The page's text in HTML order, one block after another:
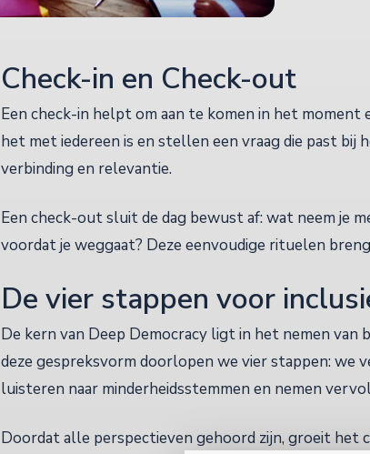
Check-in en Check-out
Een check-in helpt om aan te komen in het
het met iedereen is en stellen een vraag die past bij
verbinding en relevantie.
Een check-out sluit de dag bewust af: wat neem je
voordat je weggaat? Deze eenvoudige rituelen
De vier stappen voor
De kern van Deep Democracy ligt in het nemen van
deze gespreksvorm doorlopen we vier stappen: we
luisteren naar minderheidsstemmen en nemen
Doordat alle perspectieven gehoord zijn, groeit het